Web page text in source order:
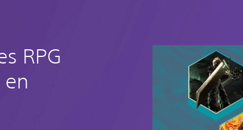
RPG
en